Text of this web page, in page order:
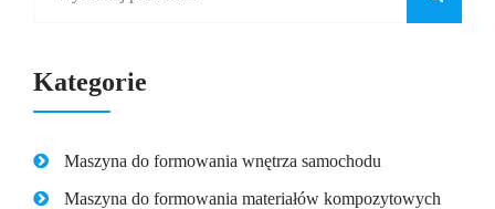
Kategorie
Maszyna do formowania wnętrza samochodu
Maszyna do formowania materiałów kompozytowych